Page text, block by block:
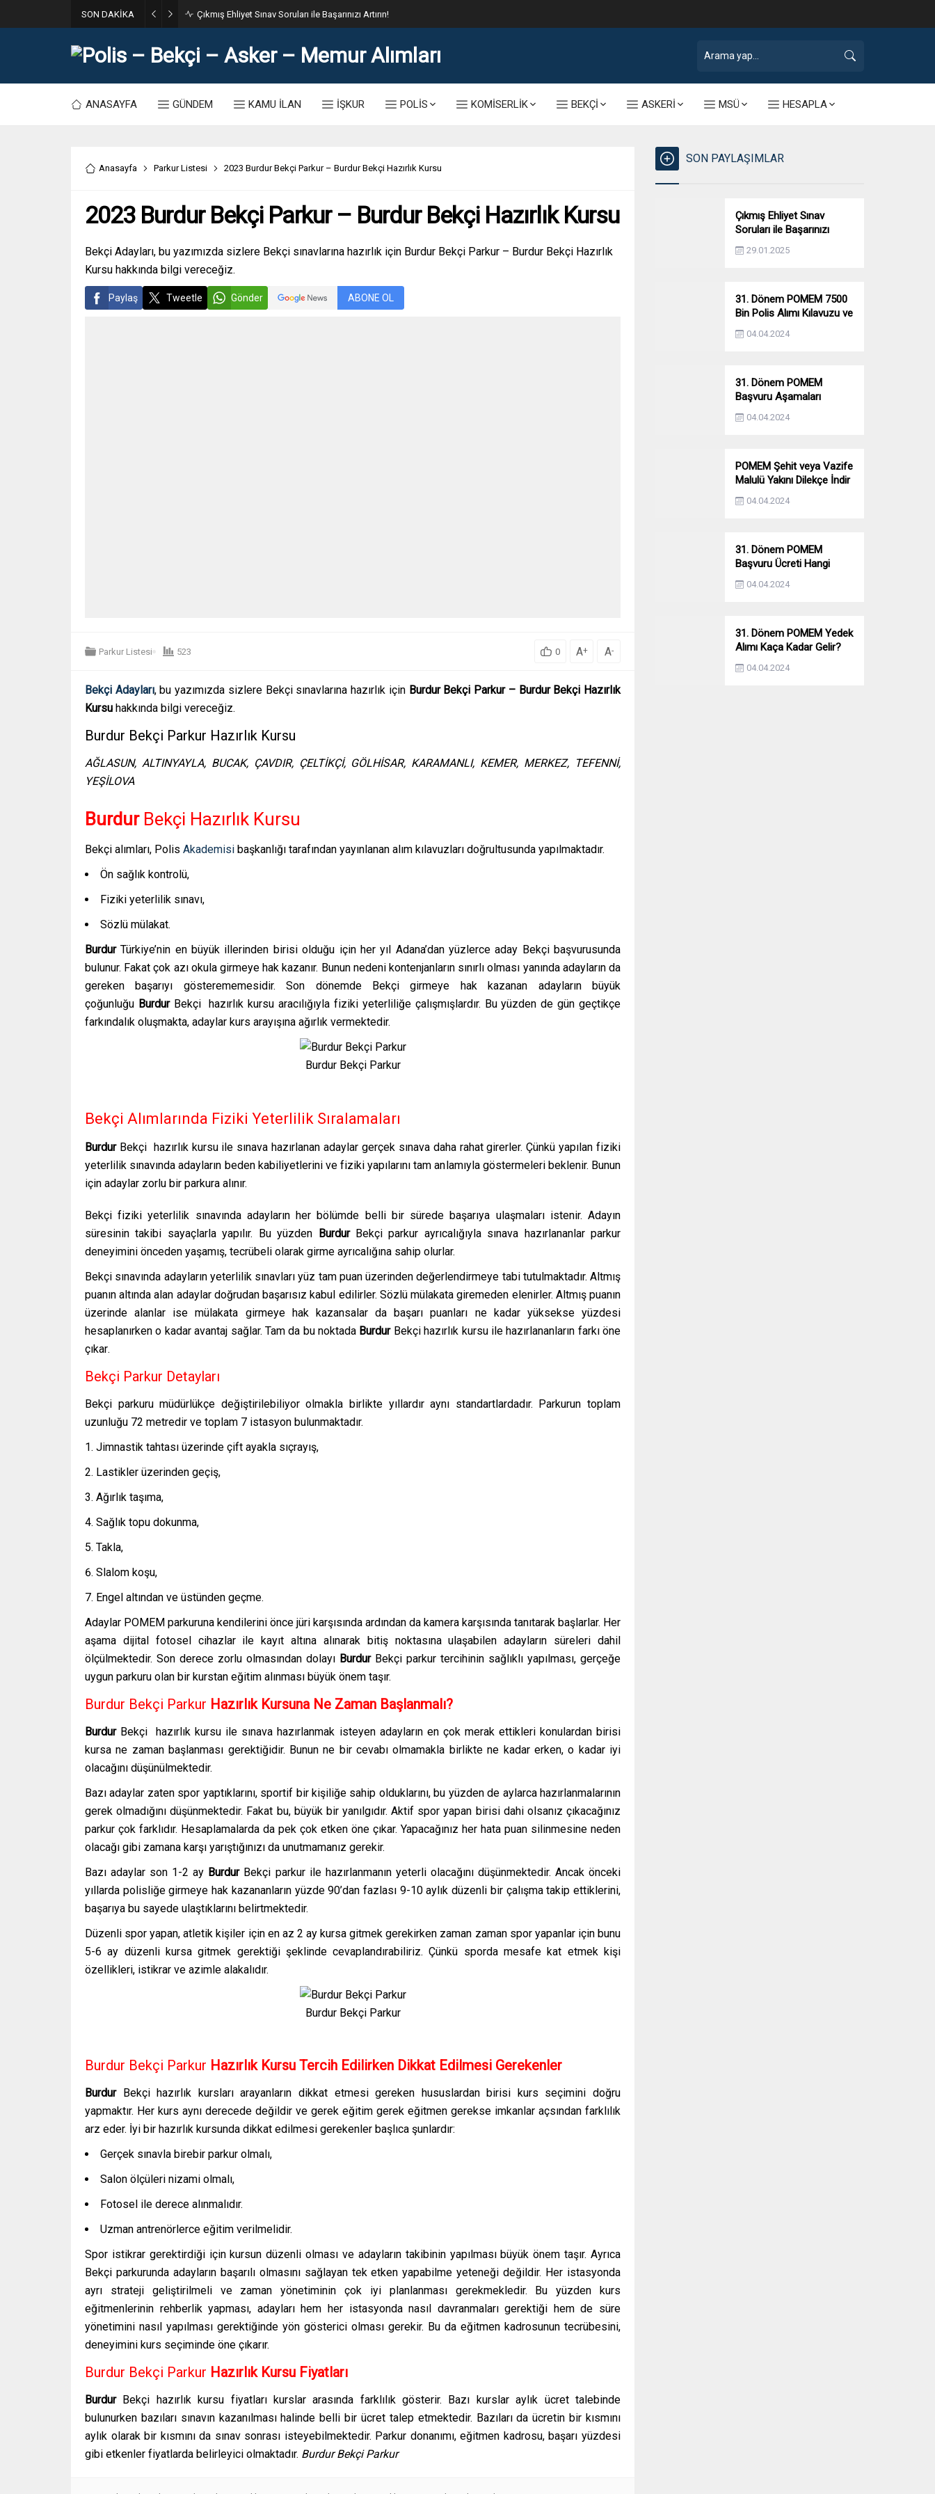
SON DAKİKA 31. Dönem POMEM 7500 Bin Polis Alımı Kılavuzu ve Başvuru Ekranı
ANASAYFA GÜNDEM KAMU İLAN İŞKUR POLİS KOMİSERLİK BEKÇİ ASKERİ MSÜ HESAPLA
Anasayfa Parkur Listesi 2023 Burdur Bekçi Parkur – Burdur Bekçi Hazırlık Kursu
2023 Burdur Bekçi Parkur – Burdur Bekçi Hazırlık Kursu
Bekçi Adayları, bu yazımızda sizlere Bekçi sınavlarına hazırlık için Burdur Bekçi Parkur – Burdur Bekçi Hazırlık
Kursu hakkında bilgi vereceğiz.
Paylaş Tweetle Gönder ABONE OL
Parkur Listesi 523 0 A+ A-
Bekçi Adayları, bu yazımızda sizlere Bekçi sınavlarına hazırlık içinBurdur Bekçi Parkur – Burdur Bekçi Hazırlık
Kursu hakkında bilgi vereceğiz.
Burdur Bekçi Parkur Hazırlık Kursu
AĞLASUN, ALTINYAYLA, BUCAK, ÇAVDIR, ÇELTİKÇİ, GÖLHİSAR, KARAMANLI, KEMER, MERKEZ, TEFENNİ,
YEŞİLOVA
Burdur Bekçi Hazırlık Kursu
Bekçi alımları, Polis Akademisi başkanlığı tarafından yayınlanan alım kılavuzları doğrultusunda yapılmaktadır.
Ön sağlık kontrolü,
Fiziki yeterlilik sınavı,
Sözlü mülakat.
BurdurTürkiye’nin en büyük illerinden birisi olduğu için her yıl Adana’dan yüzlerce aday Bekçi başvurusunda
bulunur. Fakat çok azı okula girmeye hak kazanır. Bunun nedeni kontenjanların sınırlı olması yanında adayların da
gereken başarıyı gösterememesidir.Son dönemde Bekçi girmeye hak kazanan adayların büyük
çoğunluğu Burdur Bekçi hazırlık kursuaracılığıyla fiziki yeterliliğe çalışmışlardır. Bu yüzden de gün geçtikçe
farkındalık oluşmakta, adaylar kurs arayışına ağırlık vermektedir.
Burdur Bekçi Parkur
Bekçi Alımlarında Fiziki Yeterlilik Sıralamaları
Burdur Bekçi hazırlık kursu ile sınava hazırlanan adaylar gerçek sınava daha rahat girerler. Çünkü yapılan fiziki
yeterlilik sınavında adayların beden kabiliyetlerini ve fiziki yapılarını tam anlamıyla göstermeleri beklenir. Bunun
için adaylar zorlu bir parkura alınır.
Bekçi fiziki yeterlilik sınavında adayların her bölümde belli bir sürede başarıya ulaşmaları istenir. Adayın
süresinin takibi sayaçlarla yapılır. Bu yüzden Burdur Bekçiparkur ayrıcalığıyla sınava hazırlananlar parkur
deneyimini önceden yaşamış, tecrübeli olarak girme ayrıcalığına sahip olurlar.
Bekçi sınavında adayların yeterlilik sınavları yüz tam puan üzerinden değerlendirmeye tabi tutulmaktadır. Altmış
puanın altında alan adaylar doğrudan başarısız kabul edilirler. Sözlü mülakata giremeden elenirler. Altmış puanın
üzerinde alanlar ise mülakata girmeye hak kazansalar da başarı puanları ne kadar yüksekse yüzdesi
hesaplanırken o kadar avantaj sağlar. Tam da bu noktada Burdur Bekçihazırlık kursu ile hazırlananların farkı öne
çıkar.
Bekçi Parkur Detayları
Bekçi parkuru müdürlükçe değiştirilebiliyor olmakla birlikte yıllardır aynı standartlardadır. Parkurun toplam
uzunluğu 72 metredir ve toplam 7 istasyon bulunmaktadır.
Jimnastik tahtası üzerinde çift ayakla sıçrayış,
Lastikler üzerinden geçiş,
Ağırlık taşıma,
Sağlık topu dokunma,
Takla,
Slalom koşu,
Engel altından ve üstünden geçme.
Adaylar POMEM parkuruna kendilerini önce jüri karşısında ardından da kamera karşısında tanıtarak başlarlar. Her
aşama dijital fotosel cihazlar ile kayıt altına alınarak bitiş noktasına ulaşabilen adayların süreleri dahil
ölçülmektedir. Son derece zorlu olmasından dolayı Burdur Bekçi parkur tercihinin sağlıklı yapılması, gerçeğe
uygun parkuru olan bir kurstan eğitim alınması büyük önem taşır.
Burdur Bekçi Parkur Hazırlık Kursuna Ne Zaman Başlanmalı?
Burdur Bekçi hazırlık kursu ile sınava hazırlanmak isteyen adayların en çok merak ettikleri konulardan birisi
kursa ne zaman başlanması gerektiğidir. Bunun ne bir cevabı olmamakla birlikte ne kadar erken, o kadar iyi
olacağını düşünülmektedir.
Bazı adaylar zaten spor yaptıklarını, sportif bir kişiliğe sahip olduklarını, bu yüzden de aylarca hazırlanmalarının
gerek olmadığını düşünmektedir. Fakat bu, büyük bir yanılgıdır. Aktif spor yapan birisi dahi olsanız çıkacağınız
parkur çok farklıdır. Hesaplamalarda da pek çok etken öne çıkar. Yapacağınız her hata puan silinmesine neden
olacağı gibi zamana karşı yarıştığınızı da unutmamanız gerekir.
Bazı adaylar son 1-2 ay Burdur Bekçi parkur ile hazırlanmanın yeterli olacağını düşünmektedir. Ancak önceki
yıllarda polisliğe girmeye hak kazananların yüzde 90’dan fazlası 9-10 aylık düzenli bir çalışma takip ettiklerini,
başarıya bu sayede ulaştıklarını belirtmektedir.
Düzenli spor yapan, atletik kişiler için en az 2 ay kursa gitmek gerekirken zaman zaman spor yapanlar için bunu
5-6 ay düzenli kursa gitmek gerektiği şeklinde cevaplandırabiliriz. Çünkü sporda mesafe kat etmek kişi
özellikleri, istikrar ve azimle alakalıdır.
Burdur Bekçi Parkur
Burdur Bekçi Parkur Hazırlık Kursu Tercih Edilirken Dikkat Edilmesi Gerekenler
Burdur Bekçi hazırlık kursları arayanların dikkat etmesi gereken hususlardan birisi kurs seçimini doğru
yapmaktır. Her kurs aynı derecede değildir ve gerek eğitim gerek eğitmen gerekse imkanlar açsından farklılık
arz eder. İyi bir hazırlık kursunda dikkat edilmesi gerekenler başlıca şunlardır:
Gerçek sınavla birebir parkur olmalı,
Salon ölçüleri nizami olmalı,
Fotosel ile derece alınmalıdır.
Uzman antrenörlerce eğitim verilmelidir.
Spor istikrar gerektirdiği için kursun düzenli olması ve adayların takibinin yapılması büyük önem taşır. Ayrıca
Bekçi parkurunda adayların başarılı olmasını sağlayan tek etken yapabilme yeteneği değildir. Her istasyonda
ayrı strateji geliştirilmeli ve zaman yönetiminin çok iyi planlanması gerekmekledir. Bu yüzden kurs
eğitmenlerinin rehberlik yapması, adayları hem her istasyonda nasıl davranmaları gerektiği hem de süre
yönetimini nasıl yapılması gerektiğinde yön gösterici olması gerekir. Bu da eğitmen kadrosunun tecrübesini,
deneyimini kurs seçiminde öne çıkarır.
Burdur Bekçi Parkur Hazırlık Kursu Fiyatları
Burdur Bekçi hazırlık kursu fiyatları kurslar arasında farklılık gösterir. Bazı kurslar aylık ücret talebinde
bulunurken bazıları sınavın kazanılması halinde belli bir ücret talep etmektedir. Bazıları da ücretin bir kısmını
aylık olarak bir kısmını da sınav sonrası isteyebilmektedir. Parkur donanımı, eğitmen kadrosu, başarı yüzdesi
gibi etkenler fiyatlarda belirleyici olmaktadır. BurdurBekçiParkur
SON PAYLAŞIMLAR
Çıkmış Ehliyet Sınav
Soruları ile Başarınızı
Artırın!
29.01.2025
31. Dönem POMEM 7500
Bin Polis Alımı Kılavuzu ve
Başvuru Ekranı
04.04.2024
31. Dönem POMEM
Başvuru Aşamaları
Nelerdir? Ön Sağlık –
Parkur – Mülakat
04.04.2024
POMEM Şehit veya Vazife
Malulü Yakını Dilekçe İndir
04.04.2024
31. Dönem POMEM
Başvuru Ücreti Hangi
Bankaya Yatırılacak?
04.04.2024
31. Dönem POMEM Yedek
Alımı Kaça Kadar Gelir?
Yıllara Göre Yedek Alımı
04.04.2024